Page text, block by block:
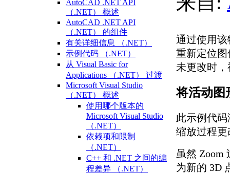
AutoCAD .NET API
（.NET） 概述
AutoCAD .NET API
（.NET） 的组件
有关详细信息 （.NET）
示例代码 （.NET）
从 Visual Basic for
Applications （.NET） 过渡
Microsoft Visual Studio
（.NET） 概述
使用哪个版本的
Microsoft Visual Studio
（.NET）
依赖项和限制
（.NET）
C++ 和 .NET 之间的编
程差异 （.NET）
通过使用
重新定位
未更改时
将活动图
此示例代
缩放过程
虽然 Zoom
为新的 3D